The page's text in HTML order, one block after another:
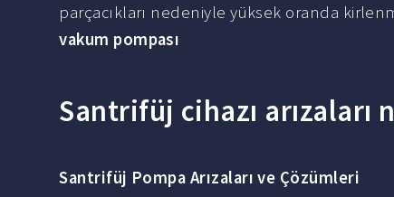
parçacıkları nedeniyle yüksek oranda
vakum pompası
Santrifüj cihazı arızaları
Santrifüj Pompa Arızaları ve Çözümleri